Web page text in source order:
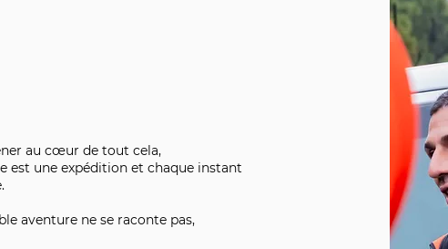
au cœur de tout cela,
est une expédition et chaque instant
aventure ne se raconte pas,